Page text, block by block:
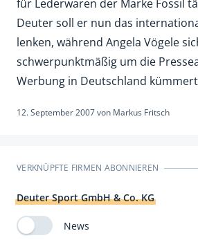
für Lederwaren der Marke Fossil
Deuter soll er nun das
lenken, während Angela Vögele
schwerpunktmäßig um die
Werbung in Deutschland
12. September 2007von Markus Fritsch
VERKNÜPFTE FIRMEN ABONNIEREN
Deuter Sport GmbH & Co. KG
News